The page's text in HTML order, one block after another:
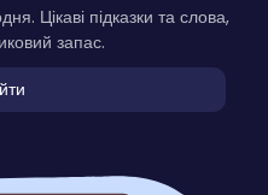
Цікаві підказки та слова,
запас.